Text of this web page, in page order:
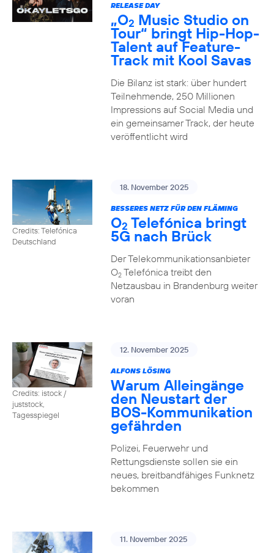
RELEASE DAY
„O2 Music Studio on
Tour“ bringt Hip-Hop-
Talent auf Feature-
Track mit Kool Savas
Die Bilanz ist stark: über hundert
Teilnehmende, 250 Millionen
Impressions auf Social Media und
ein gemeinsamer Track, der heute
veröffentlicht wird
Credits: Telefónica
Deutschland
18. November 2025
BESSERES NETZ FÜR DEN FLÄMING
O2 Telefónica bringt
5G nach Brück
Der Telekommunikationsanbieter
O2Telefónica treibt den
Netzausbau in Brandenburg weiter
voran
Credits: istock /
juststock,
Tagesspiegel
12. November 2025
ALFONS LÖSING
Warum Alleingänge
den Neustart der
BOS-Kommunikation
gefährden
Polizei, Feuerwehr und
Rettungsdienste sollen sie ein
neues, breitbandfähiges Funknetz
bekommen
11. November 2025